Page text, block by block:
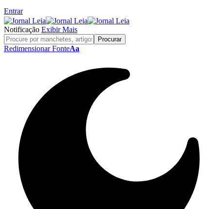
Entrar
Notificação Exibir Mais
Redimensionar FonteAa